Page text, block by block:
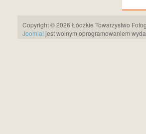
Copyright © 2026 Łódzkie Towarzystwo
Joomla! jest wolnym oprogramowaniem